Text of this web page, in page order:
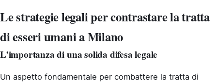
Le strategie legali per contrastare la tratta
di esseri umani a Milano
L’importanza di una solida difesa legale
Un aspetto fondamentale per combattere la tratta di